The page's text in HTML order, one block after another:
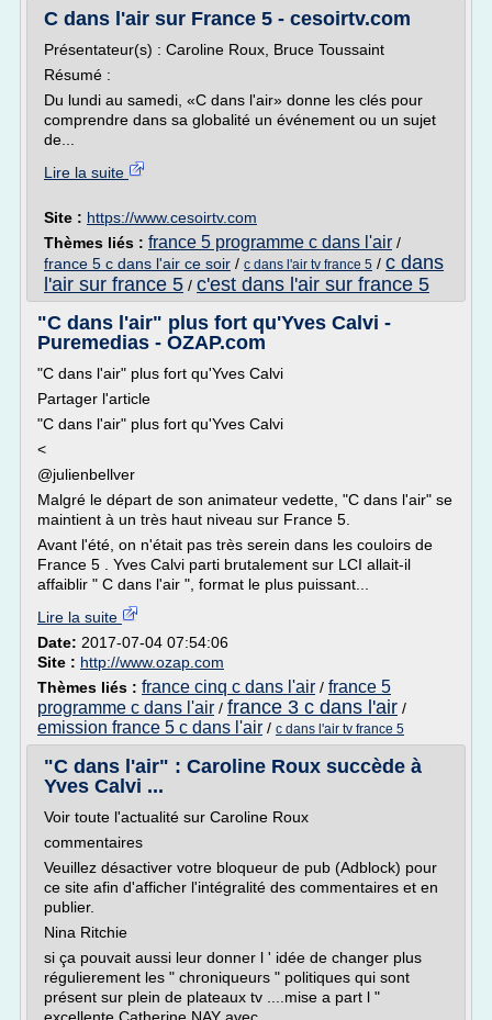
C dans l'air sur France 5 - cesoirtv.com
Présentateur(s) : Caroline Roux, Bruce Toussaint
Résumé :
Du lundi au samedi, «C dans l'air» donne les clés pour
comprendre dans sa globalité un événement ou un sujet
de...
Lire la suite
Site : https://www.cesoirtv.com
Thèmes liés : france 5 programme c dans l'air /
france 5 c dans l'air ce soir / c dans l'air tv france 5 / c dans
l'air sur france 5 / c'est dans l'air sur france 5
"C dans l'air" plus fort qu'Yves Calvi -
Puremedias - OZAP.com
"C dans l'air" plus fort qu'Yves Calvi
Partager l'article
"C dans l'air" plus fort qu'Yves Calvi
<
@julienbellver
Malgré le départ de son animateur vedette, "C dans l'air" se
maintient à un très haut niveau sur France 5.
Avant l'été, on n'était pas très serein dans les couloirs de
France 5 . Yves Calvi parti brutalement sur LCI allait-il
affaiblir " C dans l'air ", format le plus puissant...
Lire la suite
Date: 2017-07-04 07:54:06
Site : http://www.ozap.com
Thèmes liés : france cinq c dans l'air / france 5
programme c dans l'air / france 3 c dans l'air /
emission france 5 c dans l'air / c dans l'air tv france 5
"C dans l'air" : Caroline Roux succède à
Yves Calvi ...
Voir toute l'actualité sur Caroline Roux
commentaires
Veuillez désactiver votre bloqueur de pub (Adblock) pour
ce site afin d'afficher l'intégralité des commentaires et en
publier.
Nina Ritchie
si ça pouvait aussi leur donner l ' idée de changer plus
régulierement les " chroniqueurs " politiques qui sont
présent sur plein de plateaux tv ....mise a part l "